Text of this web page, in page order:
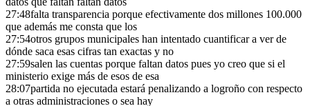
27:48falta transparencia porque efectivamente dos millones 100.000
que además me consta que los
27:54otros grupos municipales han intentado cuantificar a ver de
dónde saca esas cifras tan exactas y no
27:59salen las cuentas porque faltan datos pues yo creo que si el
ministerio exige más de esos de esa
28:07partida no ejecutada estará penalizando a logroño con respecto
a otras administraciones o sea hay